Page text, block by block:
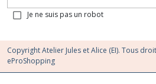
Je ne suis pas un robot
Copyright Atelier Jules et Alice (EI). Tous
eProShopping